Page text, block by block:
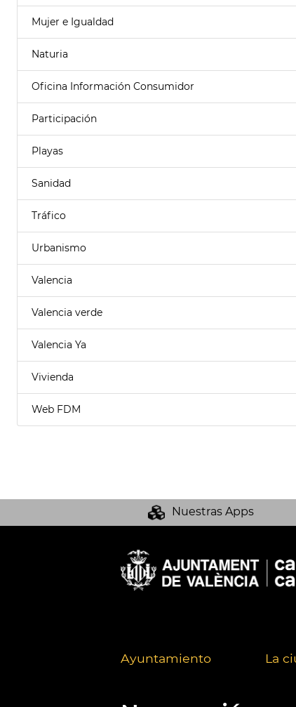
Mujer e Igualdad
Naturia
Oficina Información Consumidor
Participación
Playas
Sanidad
Tráfico
Urbanismo
Valencia
Valencia verde
Valencia Ya
Vivienda
Web FDM
Nuestras Apps
Ayuntamiento La